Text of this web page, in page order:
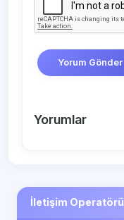
Yorum Gönder
Yorumlar
İletişim Operatörü